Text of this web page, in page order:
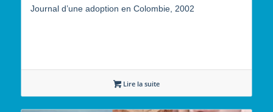
Journal d’une adoption en Colombie, 2002
Lire la suite